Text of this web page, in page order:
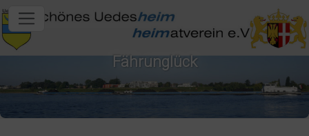
content
Fährunglück